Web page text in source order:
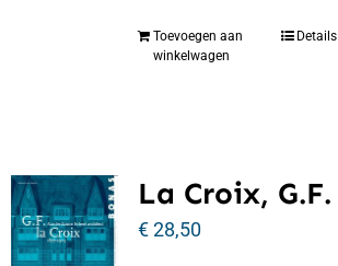
Toevoegen aan
winkelwagen
Details
La Croix, G.F.
€28,50